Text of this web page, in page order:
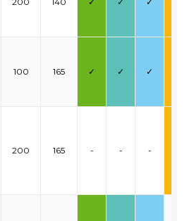
100 165 ✓ ✓ ✓
200 165 - - -